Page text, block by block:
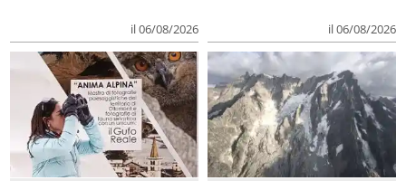
il 06/08/2026 il 06/08/2026